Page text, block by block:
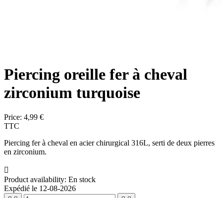
Piercing oreille fer à cheval
zirconium turquoise
Price: 4,99 €
TTC
Piercing fer à cheval en acier chirurgical 316L, serti de deux pierres
en zirconium.

Product availability: En stock
Expédié le 12-08-2026